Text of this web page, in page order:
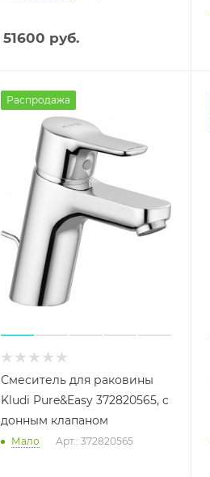
51600 руб.
Распродажа
Смеситель для раковины
Kludi Pure&Easy 372820565, с
донным клапаном
Мало Арт.: 372820565